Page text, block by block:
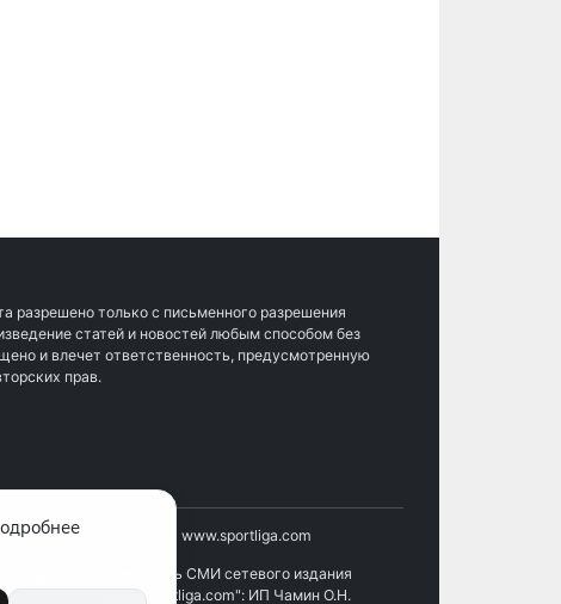
разрешено только с письменного разрешения
статей и новостей любым способом без
и влечет ответственность, предусмотренную
прав.
сетевое
Название - www.sportliga.com
Учредитель СМИ сетевого издания
"www.sportliga.com": ИП Чамин О.Н.